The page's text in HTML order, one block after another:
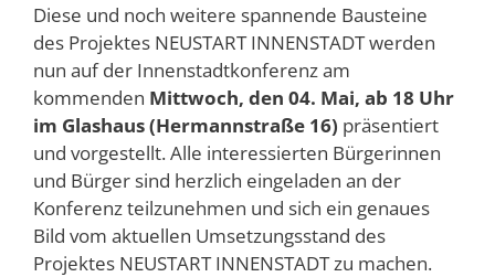
Diese und noch weitere spannende Bausteine
des Projektes NEUSTART INNENSTADT werden
nun auf der Innenstadtkonferenz am
kommenden Mittwoch, den 04. Mai, ab 18 Uhr
im Glashaus (Hermannstraße 16) präsentiert
und vorgestellt. Alle interessierten Bürgerinnen
und Bürger sind herzlich eingeladen an der
Konferenz teilzunehmen und sich ein genaues
Bild vom aktuellen Umsetzungsstand des
Projektes NEUSTART INNENSTADT zu machen.